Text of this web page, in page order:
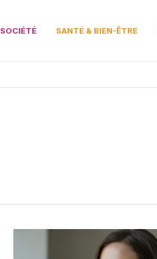
SOCIÉTÉ SANTÉ & BIEN-ÊTRE